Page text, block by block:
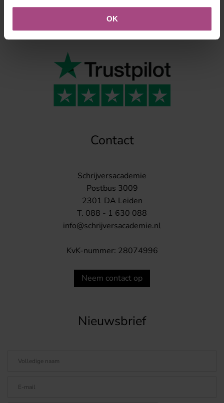
meer over in onscookies- en privacybeleid.
OK
Gemiddelde beoordeling: 9,4
Daar zijn wij trots op.
Contact
Schrijversacademie
Postbus 3009
2301 DA Leiden
T. 088 - 1 630 088
info@schrijversacademie.nl
KvK-nummer: 28074996
Neem contact op
Nieuwsbrief